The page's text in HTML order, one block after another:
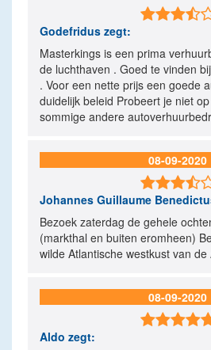
Godefridus zegt:
Masterkings is een prima
de luchthaven . Goed te vinden
. Voor een nette prijs een goede
duidelijk beleid Probeert je niet
sommige andere
08-09-2020
Johannes Guillaume
Bezoek zaterdag de gehele
(markthal en buiten eromheen)
wilde Atlantische westkust van de
08-09-2020
Aldo zegt: